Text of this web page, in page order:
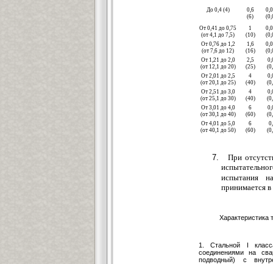
До 0,4 (4)
0,6
(6)
От 0,41 до 0,75
(от 4,1 до 7,5)
1
(10)
От 0,76 до 1,2
(от 7,6 до 12)
1,6
(16)
От 1,21 до 2,0
(от 12,1 до 20)
2,5
(25)
От 2,01 до 2,5
(от 20,1 до 25)
4
(40)
От 2,51 до 3,0
(от 25,1 до 30)
4
(40)
От 3,01 до 4,0
(от 30,1 до 40)
6
(60)
От 4,01 до 5,0
(от 40,1 до 50)
6
(60)
При
испытания
принимается в
Характеристика
1. Стальной I
соединениями на св
подводный) с внутр